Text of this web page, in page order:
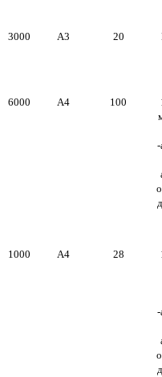
3000 А3 20
6000 А4 100
-
1000 А4 28
-